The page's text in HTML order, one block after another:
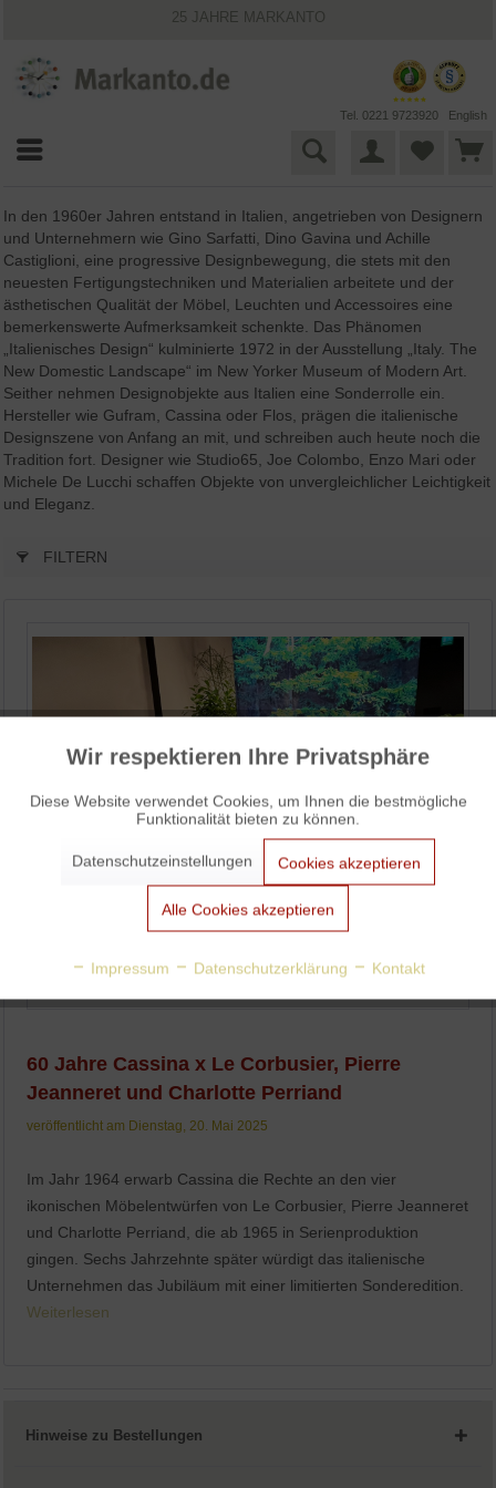
25 JAHRE MARKANTO
VIELFÄLTIGE ZAHLUNGSMÖGLICHKEITEN
Tel. 0221 9723920 English
In den 1960er Jahren entstand in Italien, angetrieben von Designern
und Unternehmern wie Gino Sarfatti, Dino Gavina und Achille
Castiglioni, eine progressive Designbewegung, die stets mit den
neuesten Fertigungstechniken und Materialien arbeitete und der
ästhetischen Qualität der Möbel, Leuchten und Accessoires eine
bemerkenswerte Aufmerksamkeit schenkte. Das Phänomen
„Italienisches Design“ kulminierte 1972 in der Ausstellung „Italy. The
New Domestic Landscape“ im New Yorker Museum of Modern Art.
Seither nehmen Designobjekte aus Italien eine Sonderrolle ein.
Hersteller wie Gufram, Cassina oder Flos, prägen die italienische
Designszene von Anfang an mit, und schreiben auch heute noch die
Tradition fort. Designer wie Studio65, Joe Colombo, Enzo Mari oder
Michele De Lucchi schaffen Objekte von unvergleichlicher Leichtigkeit
und Eleganz.
FILTERN
60 Jahre Cassina x Le Corbusier, Pierre
Jeanneret und Charlotte Perriand
veröffentlicht am Dienstag, 20. Mai 2025
Im Jahr 1964 erwarb Cassina die Rechte an den vier
ikonischen Möbelentwürfen von Le Corbusier, Pierre Jeanneret
und Charlotte Perriand, die ab 1965 in Serienproduktion
gingen. Sechs Jahrzehnte später würdigt das italienische
Unternehmen das Jubiläum mit einer limitierten Sonderedition.
Weiterlesen
Hinweise zu Bestellungen
Funktionale Aktiv
Aktiv
Aktiv
Personalisierung
Wir respektieren Ihre Privatsphäre
Diese Website verwendet Cookies, um Ihnen die bestmögliche
Funktionalität bieten zu können.
Datenschutzeinstellungen Cookies akzeptieren
Alle Cookies akzeptieren
Impressum Datenschutzerklärung Kontakt